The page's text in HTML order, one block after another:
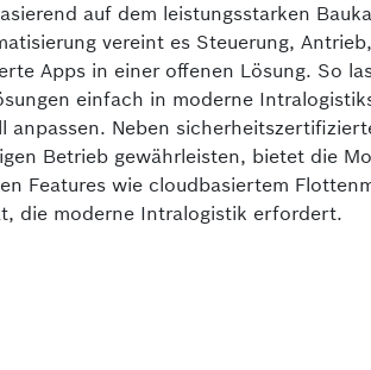
auf dem leistungsstarken
vereint es Steuerung,
Apps in einer offenen Lösung. So
einfach in moderne
anpassen. Neben
Betrieb gewährleisten, bietet die
Features wie cloudbasiertem
die moderne Intralogistik erfordert.